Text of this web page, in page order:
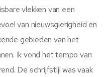
vlekken van een
van nieuwsgierigheid en
gebieden van het
Ik vond het tempo van
De schrijfstijl was vaak